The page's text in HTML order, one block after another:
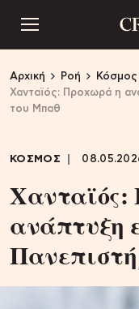
Αρχική Ροή
Κόσμος
Χανταϊός: Προχωρά η
του Μπαθ
ΚΟΣΜΟΣ
ανάπτυξη